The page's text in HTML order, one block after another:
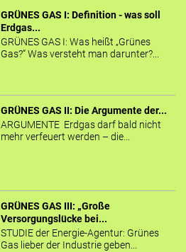
GRÜNES GAS I: Definition - was soll
Erdgas...
GRÜNES GAS I: Was heißt „Grünes
Gas?“ Was versteht man darunter?...
GRÜNES GAS II: Die Argumente der...
ARGUMENTE Erdgas darf bald nicht
mehr verfeuert werden – die...
GRÜNES GAS III: „Große
Versorgungslücke bei...
STUDIE der Energie-Agentur: Grünes
Gas lieber der Industrie geben...